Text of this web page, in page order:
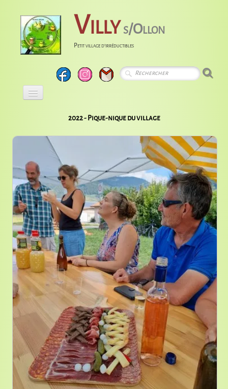
Villy s/Ollon
Petit village d'irréductibles
Calendrier
Entreprises
Histoire
Liens
2022 - Pique-nique du village